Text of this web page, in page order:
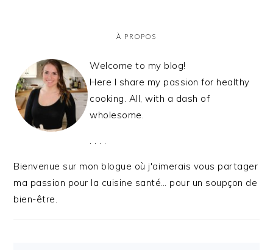
À PROPOS
Welcome to my blog!
Here I share my passion for healthy
cooking. All, with a dash of
wholesome.
. . . .
Bienvenue sur mon blogue où j'aimerais vous partager
ma passion pour la cuisine santé… pour un soupçon de
bien-être.